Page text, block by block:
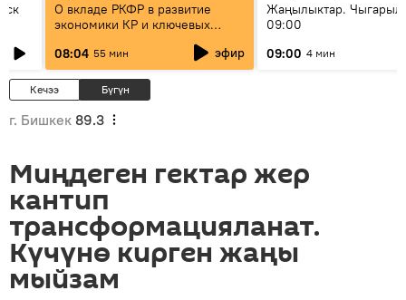
О вкладе РКФР в развитие
экономики КР и ключевых
08:04 55 мин эфир
Жаңылыктар.
09:00
09:00 4 мин
Кечээ Бүгүн
г. Бишкек 89.3
Миңдеген гектар жер
кантип
трансформацияланат.
Күчүнө кирген жаңы
мыйзам